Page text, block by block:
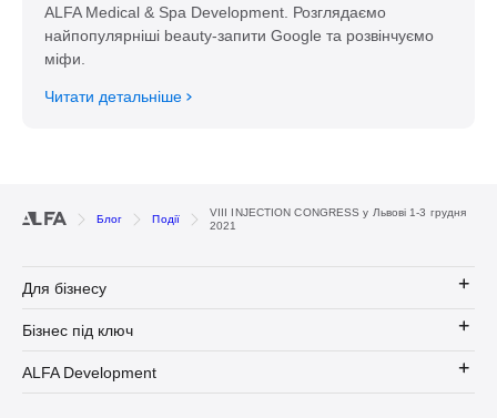
ALFA Medical & Spa Development. Розглядаємо
найпопулярніші beauty-запити Google та розвінчуємо
міфи.
Читати детальніше
Блог Події
VIIІ INJECTION CONGRESS у Львові 1-3 грудня
2021
Для бізнесу
Бізнес під ключ
ALFA Development